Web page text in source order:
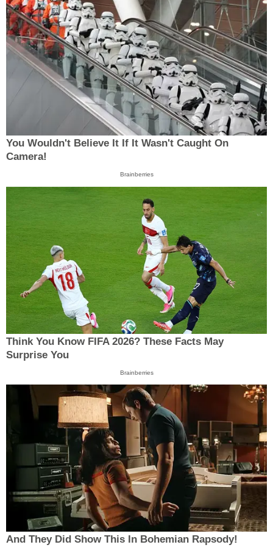
You Wouldn't Believe It If It Wasn't Caught On
Camera!
Brainberries
Think You Know FIFA 2026? These Facts May
Surprise You
Brainberries
And They Did Show This In Bohemian Rapsody!